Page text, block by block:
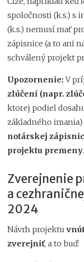
spoločnosti (k.s.) s
(k.s.) nemusí mať
zápisnice (a to ani
schválený projekt
Upozornenie:V
zlúčení (napr.
ktorej podiel
základného imania)
notárskej
projektu premeny.
Zverejnenie
a
2024
Návrh projektu
zverejniť, a to buď: